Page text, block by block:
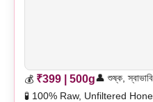
💰 ₹399 | 500g👤 শুষ্ক,
🧪 100% Raw, Unfiltered